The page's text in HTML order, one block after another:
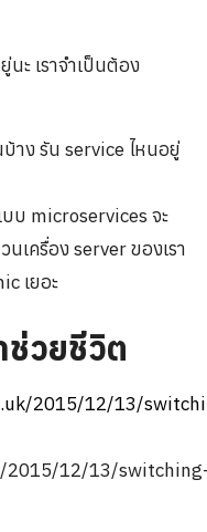
ะ เราจำเป็นต้อง
บ้าง รัน service ไหนอยู่
บ microservices จะ
นเครื่อง server ของเรา
เยอะ
วยชีวิต
2015/12/13/